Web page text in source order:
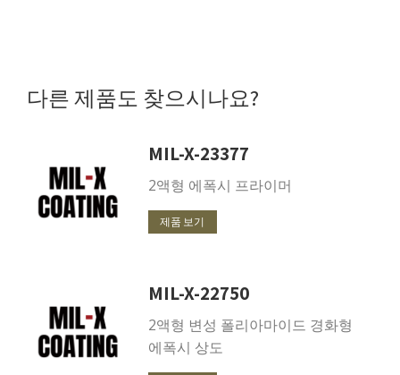
다른 제품도 찾으시나요?
MIL-X-23377
2액형 에폭시 프라이머
제품 보기
MIL-X-22750
2액형 변성 폴리아마이드 경화형
에폭시 상도